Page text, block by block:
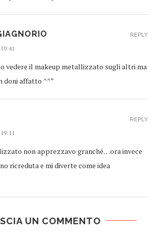
vedere il makeup metallizzato sugli altri ma
doni affatto ^^”
REPLY
non apprezzavo granché…ora invece
ricreduta e mi diverte come idea
REPLY
UN COMMENTO